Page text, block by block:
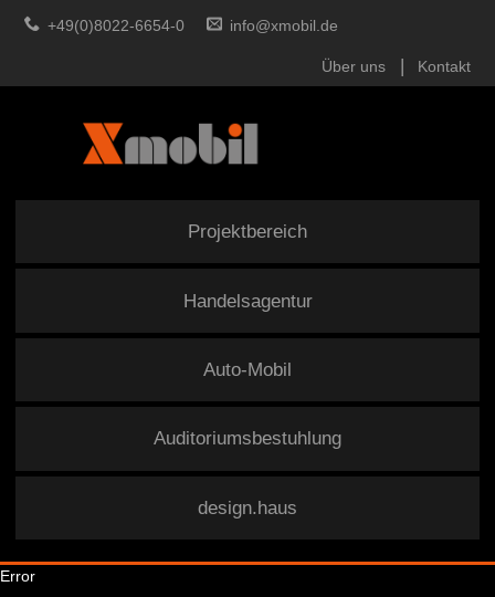
+49(0)8022-6654-0 info@xmobil.de
Über uns Kontakt
Projektbereich
Handelsagentur
Auto-Mobil
Auditoriumsbestuhlung
design.haus
Error